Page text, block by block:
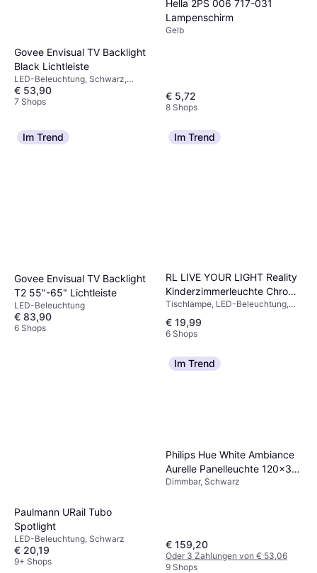
Govee Envisual TV Backlight
Black Lichtleiste
LED-Beleuchtung, Schwarz,
Kunststoff
€ 53,90
7 Shops
Hella 2PS 006 717-031
Lampenschirm
Gelb
€ 5,72
8 Shops
Im Trend
Govee Envisual TV Backlight
T2 55"-65" Lichtleiste
LED-Beleuchtung
€ 83,90
6 Shops
Im Trend
RL LIVE YOUR LIGHT Reality
Kinderzimmerleuchte Chrom
Kunststoff 17.5x14.5x12.5
cm Tischlampe
Tischlampe, LED-Beleuchtung,
€ 19,99
6 Shops
Paulmann URail Tubo
Spotlight
LED-Beleuchtung, Schwarz
€ 20,19
9+ Shops
Im Trend
Philips Hue White Ambiance
Aurelle Panelleuchte 120x30
cm Schwarz Deckenfluter
Dimmbar, Schwarz
€ 159,20
Oder 3 Zahlungen von € 53,06
9 Shops